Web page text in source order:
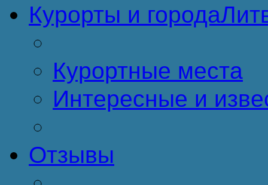
Курорты и города
Курортные места
Интересные и
Отзывы